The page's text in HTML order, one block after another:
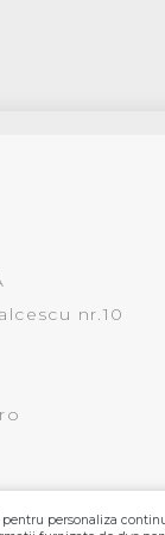
nr.10
personaliza